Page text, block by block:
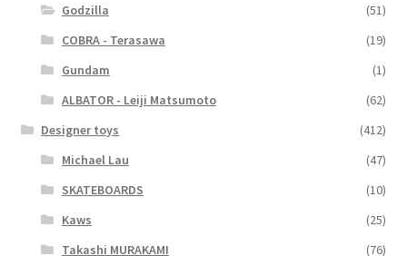
Godzilla
(51)
COBRA - Terasawa
(19)
Gundam
(1)
ALBATOR - Leiji Matsumoto
(62)
Designer toys
(412)
Michael Lau
(47)
SKATEBOARDS
(10)
Kaws
(25)
Takashi MURAKAMI
(76)